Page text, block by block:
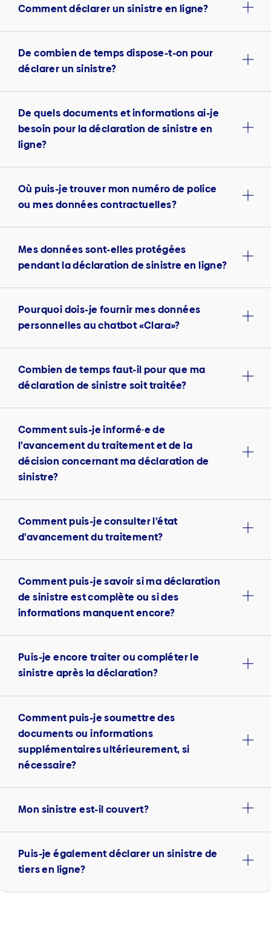
Comment déclarer un sinistre en ligne?
De combien de temps dispose-t-on pour
déclarer un sinistre?
De quels documents et informations ai-je
besoin pour la déclaration de sinistre en
ligne?
Où puis-je trouver mon numéro de police
ou mes données contractuelles?
Mes données sont-elles protégées
pendant la déclaration de sinistre en ligne?
Pourquoi dois-je fournir mes données
personnelles au chatbot «Clara»?
Combien de temps faut-il pour que ma
déclaration de sinistre soit traitée?
Comment suis-je informé·e de
l’avancement du traitement et de la
décision concernant ma déclaration de
sinistre?
Comment puis-je consulter l’état
d’avancement du traitement?
Comment puis-je savoir si ma déclaration
de sinistre est complète ou si des
informations manquent encore?
Puis-je encore traiter ou compléter le
sinistre après la déclaration?
Comment puis-je soumettre des
documents ou informations
supplémentaires ultérieurement, si
nécessaire?
Mon sinistre est-il couvert?
Puis-je également déclarer un sinistre de
tiers en ligne?